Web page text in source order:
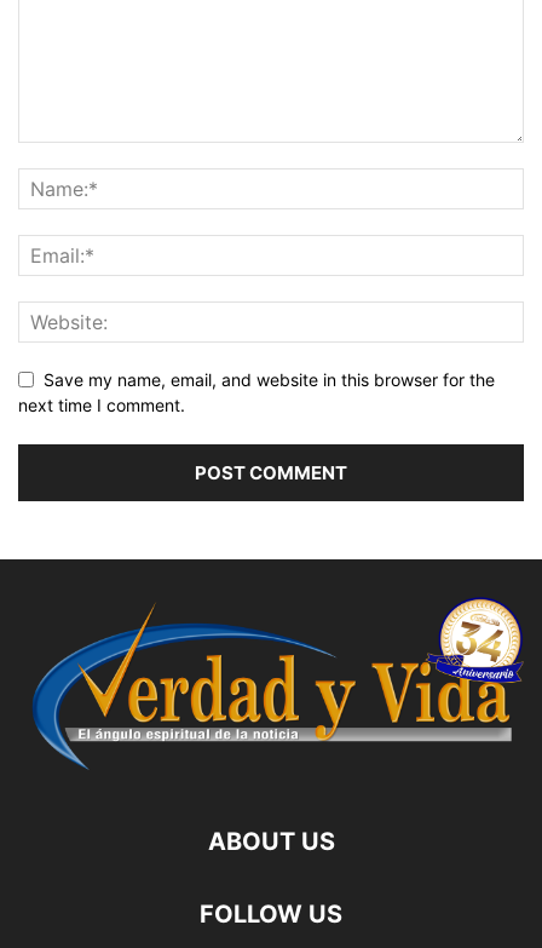
Save my name, email, and website in this browser for the
next time I comment.
ABOUT US
FOLLOW US